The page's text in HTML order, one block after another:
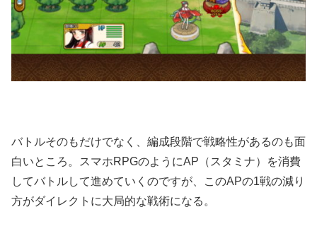
バトルそのもだけでなく、編成段階で戦略性があるのも面
白いところ。スマホRPGのようにAP（スタミナ）を消費
してバトルして進めていくのですが、このAPの1戦の減り
方がダイレクトに大局的な戦術になる。